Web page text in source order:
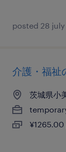
posted 28
介護・福祉
茨城県小